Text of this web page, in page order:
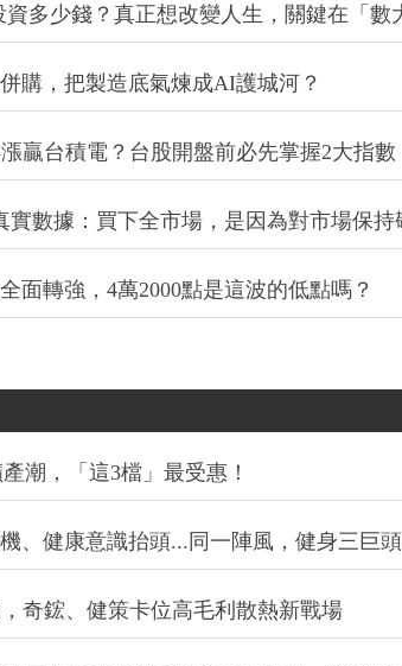
多少錢？真正想改變人生，關鍵在「數
購，把製造底氣煉成AI護城河？
贏台積電？台股開盤前必先掌握2大指數
數據：買下全市場，是因為對市場保持
面轉強，4萬2000點是這波的低點嗎？
潮，「這3檔」最受惠！
、健康意識抬頭...同一陣風，健身三巨
奇鋐、健策卡位高毛利散熱新戰場